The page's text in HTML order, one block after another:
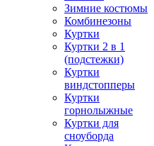
Зимние костюмы
Комбинезоны
Куртки
Куртки 2 в 1
(подстежки)
Куртки
виндстопперы
Куртки
горнолыжные
Куртки для
сноуборда